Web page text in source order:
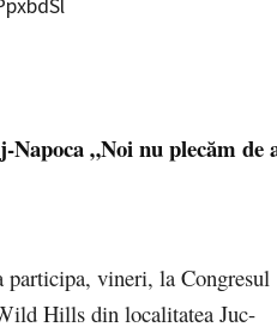
„Noi nu plecăm de
participa, vineri, la Congresul
Hills din localitatea Juc-